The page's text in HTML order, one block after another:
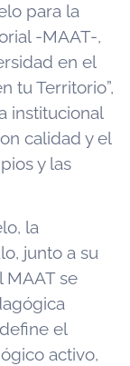
para la
-MAAT-,
en el
tu Territorio”,
institucional
calidad y el
y las
la
junto a su
MAAT se
el
activo,